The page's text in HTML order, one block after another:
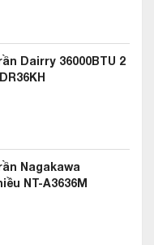
suất làm lạnh cao hơn
năng nhiều
Dairry 36000BTU 2
Nagakawa
NT-A3636M